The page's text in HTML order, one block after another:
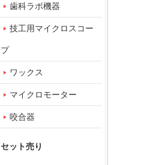
歯科ラボ機器
技工用マイクロスコー
プ
ワックス
マイクロモーター
咬合器
セット売り